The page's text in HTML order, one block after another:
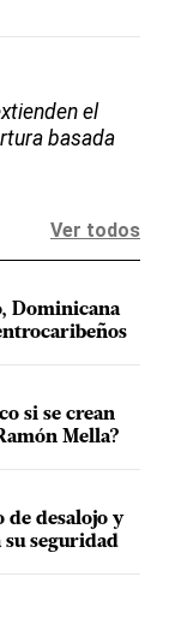
el
basada
Ver todos
Dominicana
si se crean
Mella?
de desalojo y
su seguridad